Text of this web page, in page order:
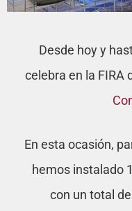
Desde hoy y
celebra en la FIRA
En esta ocasión,
hemos instalado
con un total de